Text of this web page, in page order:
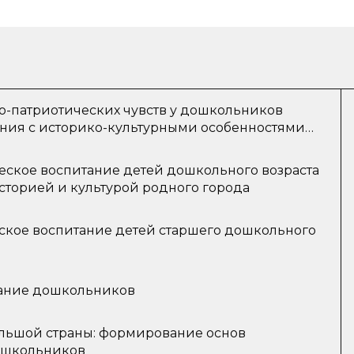
патриотических чувств у дошкольников
с историко-культурными особенностями
воспитание детей дошкольного возраста
и культурой родного города
воспитание детей старшего дошкольного
дошкольников
страны: формирование основ